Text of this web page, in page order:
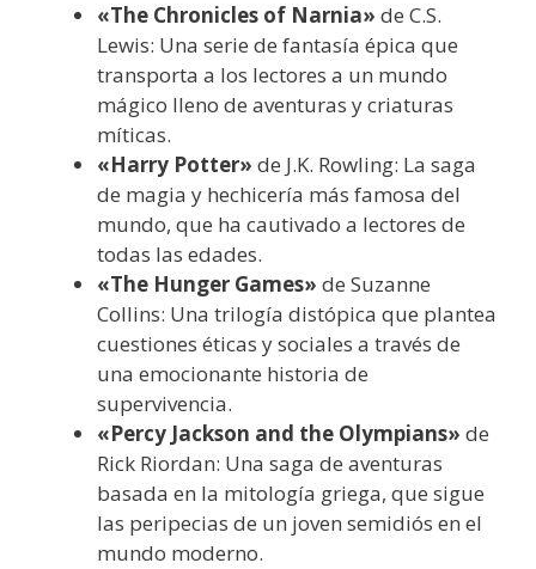
«The Chronicles of Narnia» de C.S.
Lewis: Una serie de fantasía épica que
transporta a los lectores a un mundo
mágico lleno de aventuras y criaturas
míticas.
«Harry Potter» de J.K. Rowling: La saga
de magia y hechicería más famosa del
mundo, que ha cautivado a lectores de
todas las edades.
«The Hunger Games» de Suzanne
Collins: Una trilogía distópica que plantea
cuestiones éticas y sociales a través de
una emocionante historia de
supervivencia.
«Percy Jackson and the Olympians» de
Rick Riordan: Una saga de aventuras
basada en la mitología griega, que sigue
las peripecias de un joven semidiós en el
mundo moderno.